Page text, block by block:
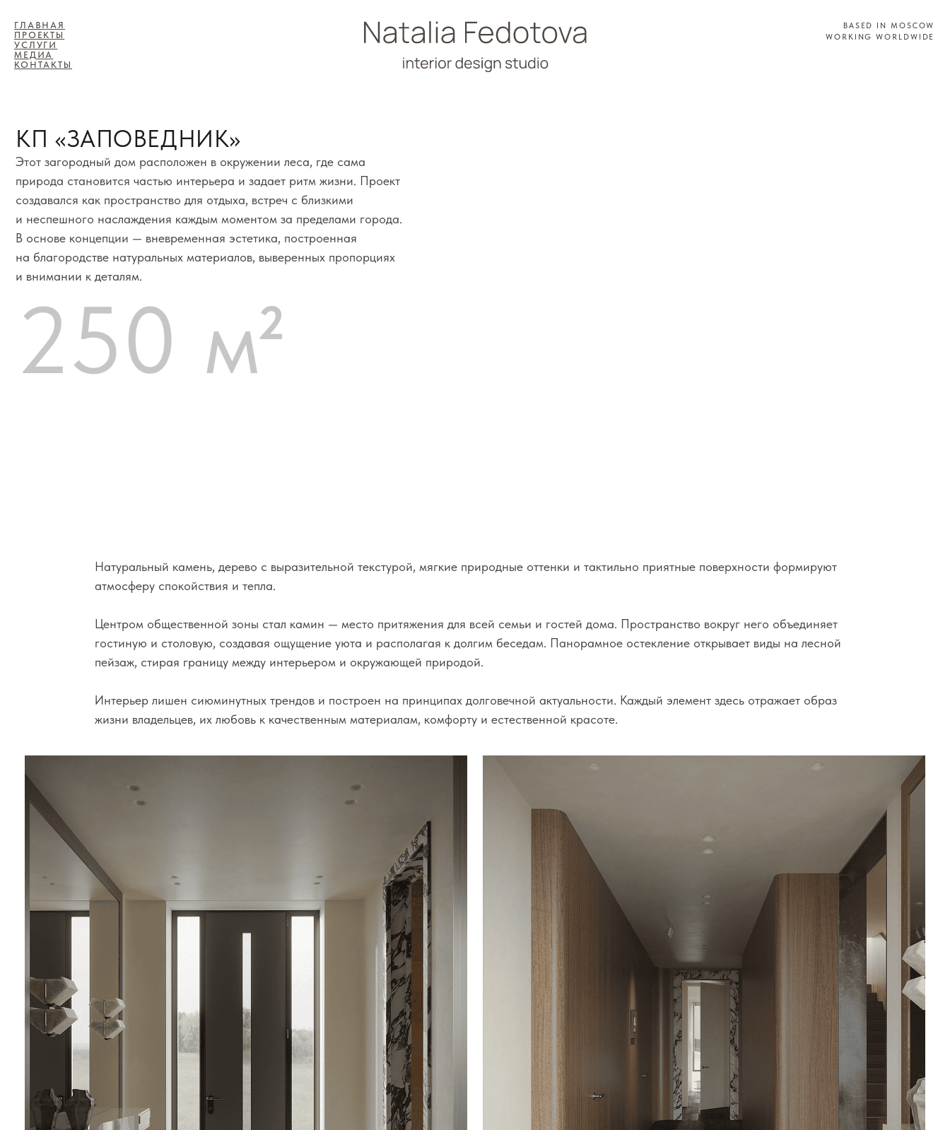
BASED IN MOSCOW
WORKING WORLDWIDE
ГЛАВНАЯ
ПРОЕКТЫ
УСЛУГИ
МЕДИА
КОНТАКТЫ
КП «ЗАПОВЕДНИК»
Этот загородный дом расположен в окружении леса, где сама
природа становится частью интерьера и задает ритм жизни. Проект
создавался как пространство для отдыха, встреч с близкими
и неспешного наслаждения каждым моментом за пределами города.
на благородстве натуральных материалов, выверенных пропорциях
и внимании к деталям.
250 м²
гостиную и столовую, создавая ощущение уюта и располагая к долгим беседам. Панорамное остекление открывает виды на лесной
пейзаж, стирая границу между интерьером и окружающей природой.
Интерьер лишен сиюминутных трендов и построен на принципах долговечной актуальности. Каждый элемент здесь отражает образ
жизни владельцев, их любовь к качественным материалам, комфорту и естественной красоте.